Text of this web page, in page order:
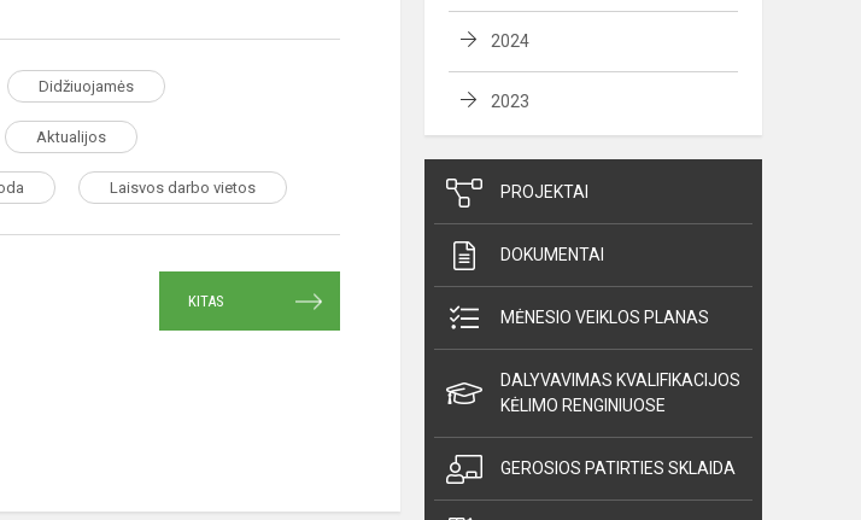
Didžiuojamės
Aktualijos
Laisvos darbo vietos
KITAS
2024
2023
PROJEKTAI
DOKUMENTAI
MĖNESIO VEIKLOS PLANAS
DALYVAVIMAS KVALIFIKACIJOS
KĖLIMO RENGINIUOSE
GEROSIOS PATIRTIES SKLAIDA